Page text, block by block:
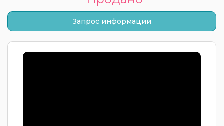
Запрос информации